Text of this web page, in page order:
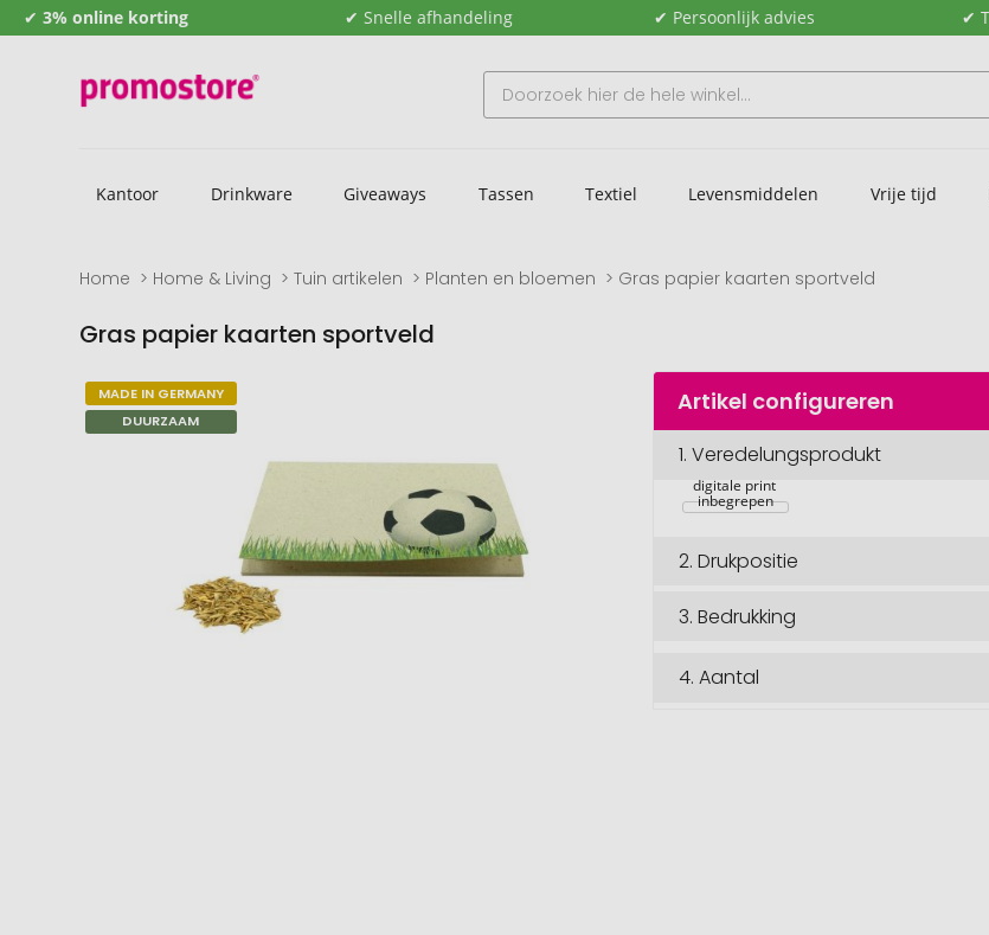
✔ 3% online korting ✔ Snelle afhandeling ✔ Persoonlijk advies ✔
Kantoor Drinkware Giveaways Tassen Textiel Levensmiddelen Vrije tijd
Home Home & Living Tuin artikelen Planten en bloemen Gras papier kaarten sportveld
Gras papier kaarten sportveld
Naar
het
einde
Naar
het
begin
MADE IN GERMANY
DUURZAAM
Artikel configureren
1.Veredelungsprodukt
Graspapierkaarten,
sportveld, 1-4 c
digitale print
inbegrepen
2.Drukpositie
3.Bedrukking
4.Aantal